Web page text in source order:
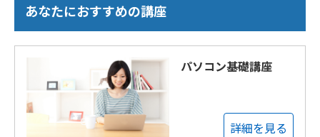
あなたにおすすめの講座
パソコン基礎講座
詳細を見る